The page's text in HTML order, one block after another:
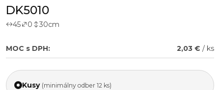
DK5010
45 0 30cm
MOC s DPH: 2,03 € / ks
Kusy (minimálny odber 12 ks)